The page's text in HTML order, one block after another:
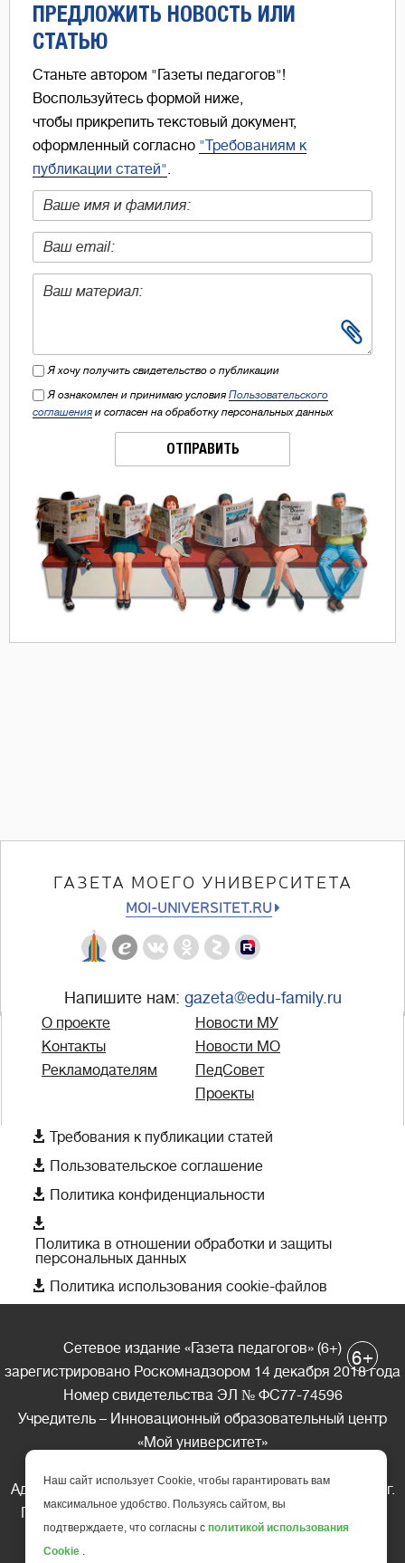
ПРЕДЛОЖИТЬ НОВОСТЬ ИЛИ
СТАТЬЮ
Станьте автором "Газеты педагогов"!
Воспользуйтесь формой ниже,
чтобы прикрепить текстовый документ,
оформленный согласно "Требованиям к
публикации статей".
Я хочу получить свидетельство о публикации
Я ознакомлен и принимаю условия Пользовательского
соглашения и согласен на обработку персональных данных
ОТПРАВИТЬ
ГАЗЕТА МОЕГО УНИВЕРСИТЕТА
MOI-UNIVERSITET.RU
Напишите нам: gazeta@edu-family.ru
О проекте
Контакты
Рекламодателям
Новости МУ
Новости МО
ПедСовет
Проекты
 Требования к публикации статей
 Пользовательское соглашение
 Политика конфиденциальности

Политика в отношении обработки и защиты
персональных данных
 Политика использования cookie-файлов
Сетевое издание «Газета педагогов» (6+)
зарегистрировано Роскомнадзором 14 декабря 2018 года
Номер свидетельства ЭЛ № ФС77-74596
Учредитель – Инновационный образовательный центр
«Мой университет»
Адрес редакции: 185035 Россия, Республика Карелия, г.
Петрозаводск, ул. Фридриха Энгельса д.10, офис 211
Телефон редакции: +7 (499) 685-10-45
6+
Наш сайт использует Cookie, чтобы гарантировать вам
максимальное удобство. Пользуясь сайтом, вы
подтверждаете, что согласны с политикой использования
Cookie .